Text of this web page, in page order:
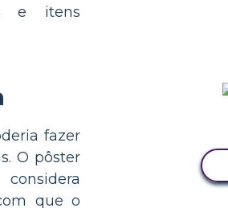
e itens
fazer
O pôster
que o